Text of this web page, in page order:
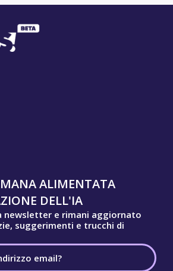
ALIMENTATA
DELL'IA
newsletter e rimani aggiornato
suggerimenti e trucchi di